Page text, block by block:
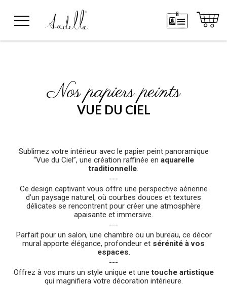
Nos papiers peints
VUE DU CIEL
Sublimez votre intérieur avec le papier peint panoramique
“Vue du Ciel”, une création raffinée en aquarelle
traditionnelle.
---
Ce design captivant vous offre une perspective aérienne
d’un paysage naturel, où courbes douces et textures
délicates se rencontrent pour créer une atmosphère
apaisante et immersive.
---
Parfait pour un salon, une chambre ou un bureau, ce décor
mural apporte élégance, profondeur et sérénité à vos
espaces.
---
Offrez à vos murs un style unique et unetouche artistique
qui magnifiera votre décoration intérieure.